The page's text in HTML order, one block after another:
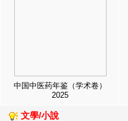
中国中医药年鉴（学术卷）
2025
文學/小說